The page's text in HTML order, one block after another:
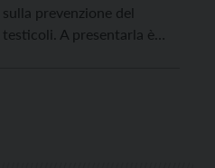
prevenzione del
A presentarla è